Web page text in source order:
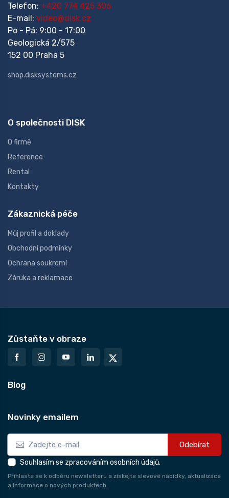
Telefon: +420 774 425 306
E-mail: video@disk.cz
Po - Pá: 9:00 - 17:00
Geologická 2/575
152 00 Praha 5
shop.disksystems.cz
O společnosti DISK
O firmě
Reference
Rental
Kontakty
Zákaznická péče
Můj profil a doklady
Obchodní podmínky
Ochrana soukromí
Záruka a reklamace
Zůstaňte v obraze
Blog
Novinky emailem
Odebírat
Souhlasím se zpracováním osobních údajů.
Přihlaste se k odběru newsletteru a získejte slevové nabídky, aktualizace
a informace o nových produktech.